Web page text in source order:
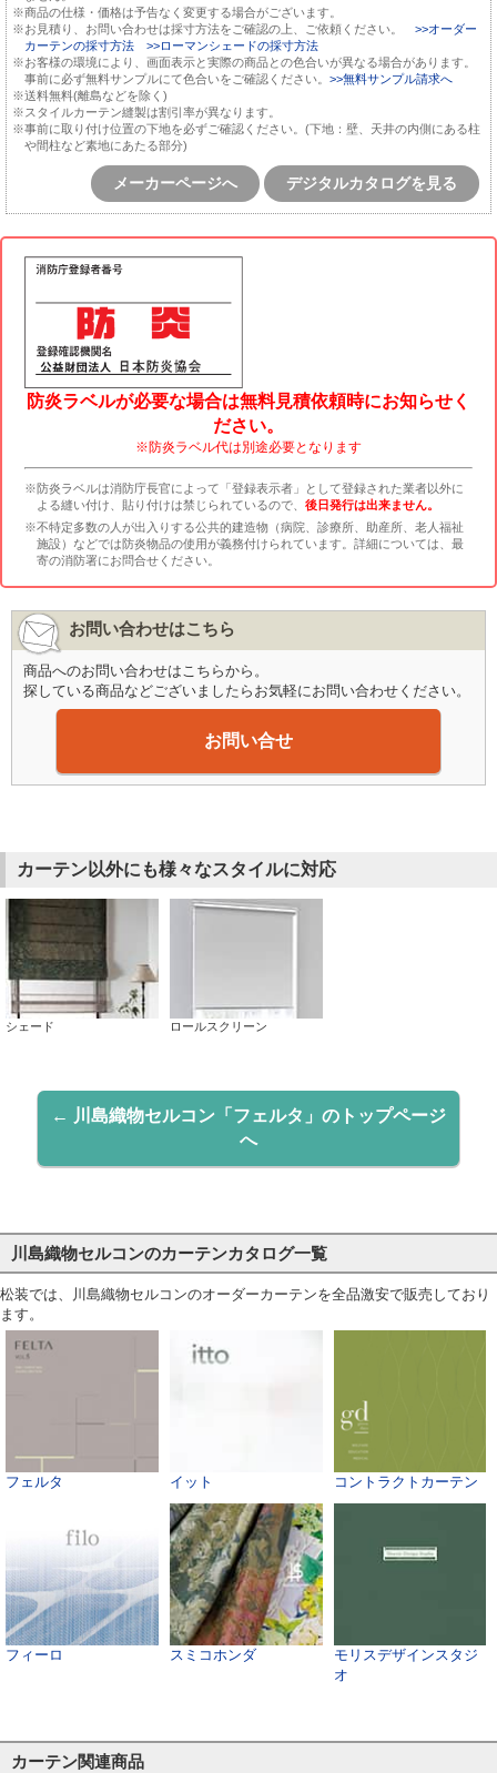
※商品の仕様・価格は予告なく変更する場合がございます。
※お見積り、お問い合わせは採寸方法をご確認の上、ご依頼ください。 >>オーダー
カーテンの採寸方法
>>ローマンシェードの採寸方法
※お客様の環境により、画面表示と実際の商品との色合いが異なる場合があります。
事前に必ず無料サンプルにて色合いをご確認ください。 >>無料サンプル請求へ
※送料無料(離島などを除く)
※スタイルカーテン縫製は割引率が異なります。
※事前に取り付け位置の下地を必ずご確認ください。(下地：壁、天井の内側にある柱
や間柱など素地にあたる部分)
メーカーページへ デジタルカタログを見る
防炎ラベルが必要な場合は無料見積依頼時にお知らせく
ださい。
※防炎ラベル代は別途必要となります
※防炎ラベルは消防庁長官によって「登録表示者」として登録された業者以外に
よる縫い付け、貼り付けは禁じられているので、 後日発行は出来ません。
※不特定多数の人が出入りする公共的建造物（病院、診療所、助産所、老人福祉
施設）などでは防炎物品の使用が義務付けられています。詳細については、最
寄の消防署にお問合せください。
お問い合わせはこちら
商品へのお問い合わせはこちらから。
探している商品などございましたらお気軽にお問い合わせください。
お問い合せ
カーテン以外にも様々なスタイルに対応
シェード ロールスクリーン
← 川島織物セルコン「フェルタ」のトップページ
へ
川島織物セルコンのカーテンカタログ一覧
松装では、川島織物セルコンのオーダーカーテンを全品激安で販売しており
ます。
フェルタ イット コントラクトカーテン
フィーロ スミコホンダ
モリスデザインスタジ
オ
カーテン関連商品